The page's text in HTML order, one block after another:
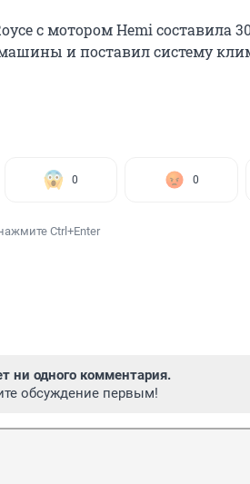
с мотором Hemi составила
и поставил систему
0 0
Ctrl+Enter
ни одного комментария.
обсуждение первым!